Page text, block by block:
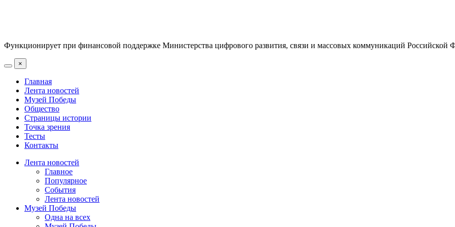
Функционирует при финансовой поддержке Министерства цифрового развития, связи и массовых коммуникаций Российской
×
Главная
Лента новостей
Музей Победы
Общество
Страницы истории
Точка зрения
Тесты
Контакты
Лента новостей
Главное
Популярное
События
Лента новостей
Музей Победы
Одна на всех